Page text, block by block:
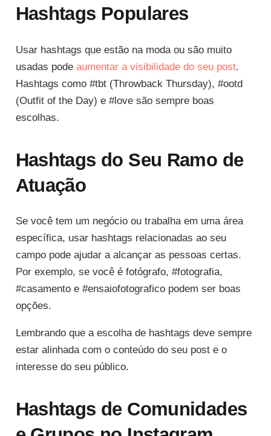
Hashtags Populares
Usar hashtags que estão na moda ou são muito
usadas pode aumentar a visibilidade do seu post.
Hashtags como #tbt (Throwback Thursday), #ootd
(Outfit of the Day) e #love são sempre boas
escolhas.
Hashtags do Seu Ramo de
Atuação
Se você tem um negócio ou trabalha em uma área
específica, usar hashtags relacionadas ao seu
campo pode ajudar a alcançar as pessoas certas.
Por exemplo, se você é fotógrafo, #fotografia,
#casamento e #ensaiofotografico podem ser boas
opções.
Lembrando que a escolha de hashtags deve sempre
estar alinhada com o conteúdo do seu post e o
interesse do seu público.
Hashtags de Comunidades